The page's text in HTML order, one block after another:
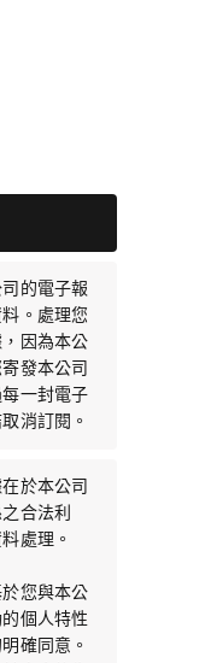
的電子報
。處理您
因為本公
發本公司
一封電子
消訂閱。
於本公司
合法利
處理。
您與本公
個人特性
確同意。